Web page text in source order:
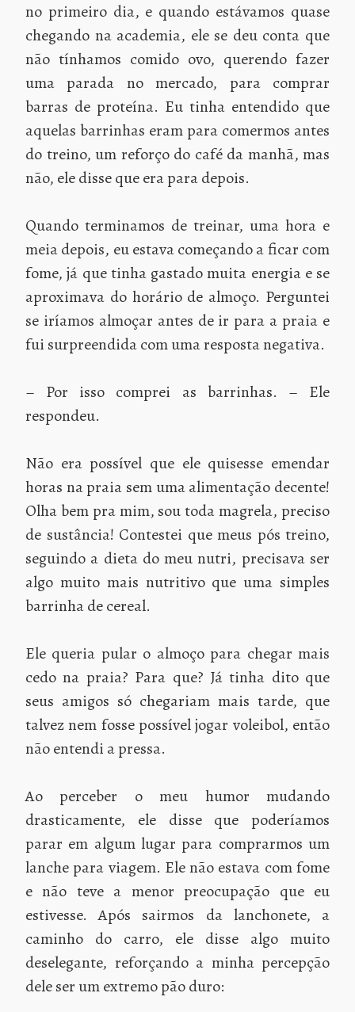
no primeiro dia, e quando estávamos quase
chegando na academia, ele se deu conta que
não tínhamos comido ovo, querendo fazer
uma parada no mercado, para comprar
barras de proteína. Eu tinha entendido que
aquelas barrinhas eram para comermos antes
do treino, um reforço do café da manhã, mas
não, ele disse que era para depois.
Quando terminamos de treinar, uma hora e
meia depois, eu estava começando a ficar com
fome, já que tinha gastado muita energia e se
aproximava do horário de almoço. Perguntei
se iríamos almoçar antes de ir para a praia e
fui surpreendida com uma resposta negativa.
– Por isso comprei as barrinhas. – Ele
respondeu.
Não era possível que ele quisesse emendar
horas na praia sem uma alimentação decente!
Olha bem pra mim, sou toda magrela, preciso
de sustância! Contestei que meus pós treino,
seguindo a dieta do meu nutri, precisava ser
algo muito mais nutritivo que uma simples
barrinha de cereal.
Ele queria pular o almoço para chegar mais
cedo na praia? Para que? Já tinha dito que
seus amigos só chegariam mais tarde, que
talvez nem fosse possível jogar voleibol, então
não entendi a pressa.
Ao perceber o meu humor mudando
drasticamente, ele disse que poderíamos
parar em algum lugar para comprarmos um
lanche para viagem. Ele não estava com fome
e não teve a menor preocupação que eu
estivesse. Após sairmos da lanchonete, a
caminho do carro, ele disse algo muito
deselegante, reforçando a minha percepção
dele ser um extremo pão duro: